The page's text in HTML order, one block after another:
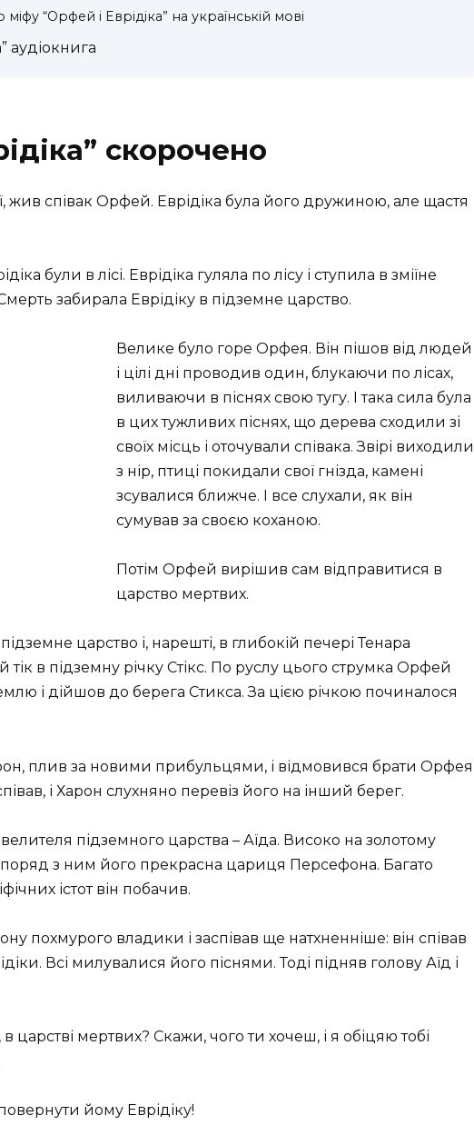
“Орфей і Еврідіка” на українській мові
аудіокнига
скорочено
жив співак Орфей. Еврідіка була його дружиною, але щастя
були в лісі. Еврідіка гуляла по лісу і ступила в зміїне
Смерть забирала Еврідіку в підземне царство.
Велике було горе Орфея. Він пішов від людей
і цілі дні проводив один, блукаючи по лісах,
виливаючи в піснях свою тугу. І така сила була
в цих тужливих піснях, що дерева сходили зі
своїх місць і оточували співака. Звірі виходили
з нір, птиці покидали свої гнізда, камені
зсувалися ближче. І все слухали, як він
сумував за своєю коханою.
Потім Орфей вирішив сам відправитися в
царство мертвих.
царство і, нарешті, в глибокій печері Тенара
в підземну річку Стікс. По руслу цього струмка Орфей
і дійшов до берега Стикса. За цією річкою починалося
плив за новими прибульцями, і відмовився брати Орфея
і Харон слухняно перевіз його на інший берег.
підземного царства – Аїда. Високо на золотому
поряд з ним його прекрасна цариця Персефона. Багато
істот він побачив.
похмурого владики і заспівав ще натхненніше: він співав
Всі милувалися його піснями.Тоді підняв голову Аїд і
царстві мертвих? Скажи, чого ти хочеш, і я обіцяю тобі
йому Еврідіку!